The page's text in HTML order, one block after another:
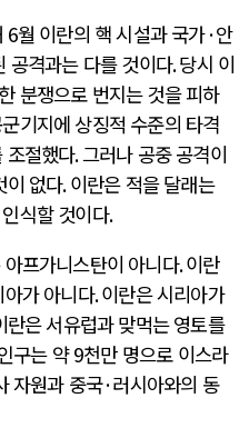
6월 이란의 핵 시설과 국가·안
공격과는 다를 것이다.당시 이
분쟁으로 번지는 것을 피하
기지에 상징적 수준의 타격
조절했다.그러나 공중 공격이
이 없다.이란은 적을 달래는
식할 것이다.
아프가니스탄이 아니다.이란
가 아니다.이란은 시리아가
란은 서유럽과 맞먹는 영토를
구는 약9천만 명으로 이스라
자원과 중국·러시아와의 동